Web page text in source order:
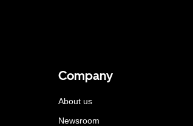
Company
About us
Newsroom